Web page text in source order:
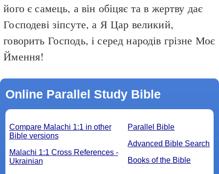
його є самець, а він обіцяє та в жертву дає
Господеві зіпсуте, а Я Цар великий,
говорить Господь, і серед народів грізне Моє
Ймення!
Online Parallel Study Bible
Parallel Bible
Advanced Bible Search
Books of the Bible
Compare Malachi 1:1 in other
Bible versions
Malachi 1:1 Cross References -
Ukrainian